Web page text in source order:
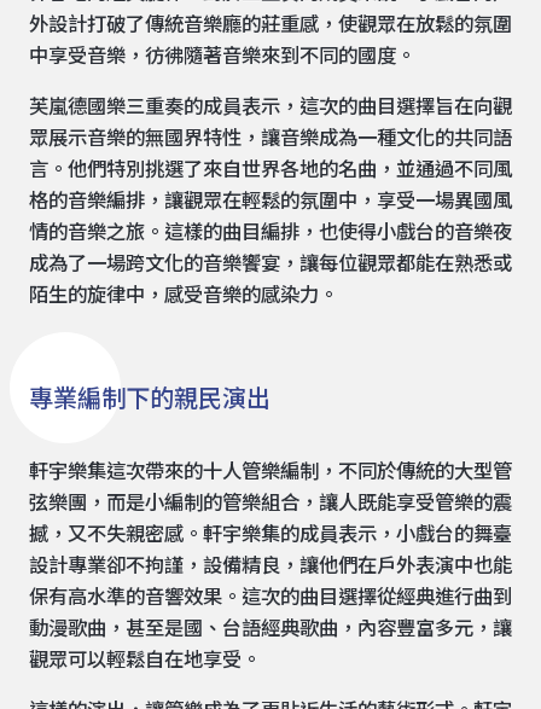
外設計打破了傳統音樂廳的莊重感，使觀眾在放鬆的氛圍
中享受音樂，彷彿隨著音樂來到不同的國度。
芙嵐德國樂三重奏的成員表示，這次的曲目選擇旨在向觀
眾展示音樂的無國界特性，讓音樂成為一種文化的共同語
言。他們特別挑選了來自世界各地的名曲，並通過不同風
格的音樂編排，讓觀眾在輕鬆的氛圍中，享受一場異國風
情的音樂之旅。這樣的曲目編排，也使得小戲台的音樂夜
成為了一場跨文化的音樂饗宴，讓每位觀眾都能在熟悉或
陌生的旋律中，感受音樂的感染力。
專業編制下的親民演出
軒宇樂集這次帶來的十人管樂編制，不同於傳統的大型管
弦樂團，而是小編制的管樂組合，讓人既能享受管樂的震
撼，又不失親密感。軒宇樂集的成員表示，小戲台的舞臺
設計專業卻不拘謹，設備精良，讓他們在戶外表演中也能
保有高水準的音響效果。這次的曲目選擇從經典進行曲到
動漫歌曲，甚至是國、台語經典歌曲，內容豐富多元，讓
觀眾可以輕鬆自在地享受。